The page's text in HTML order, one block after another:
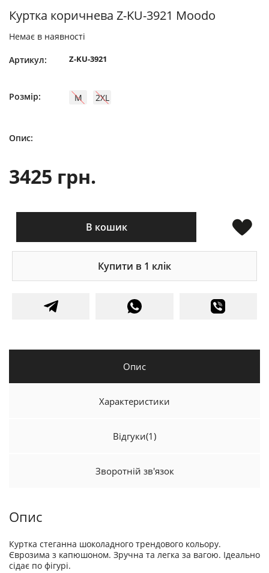
Куртка коричнева Z-KU-3921 Moodo
Немає в наявності
Артикул: Z-KU-3921
Розмір: M 2XL
Опис:
3425 грн.
В кошик
Купити в 1 клік
Опис
Характеристики
Відгуки(1)
Зворотній зв'язок
Опис
Куртка стеганна шоколадного трендового кольору.
Єврозима з капюшоном. Зручна та легка за вагою. Ідеально
сідає по фігурі.